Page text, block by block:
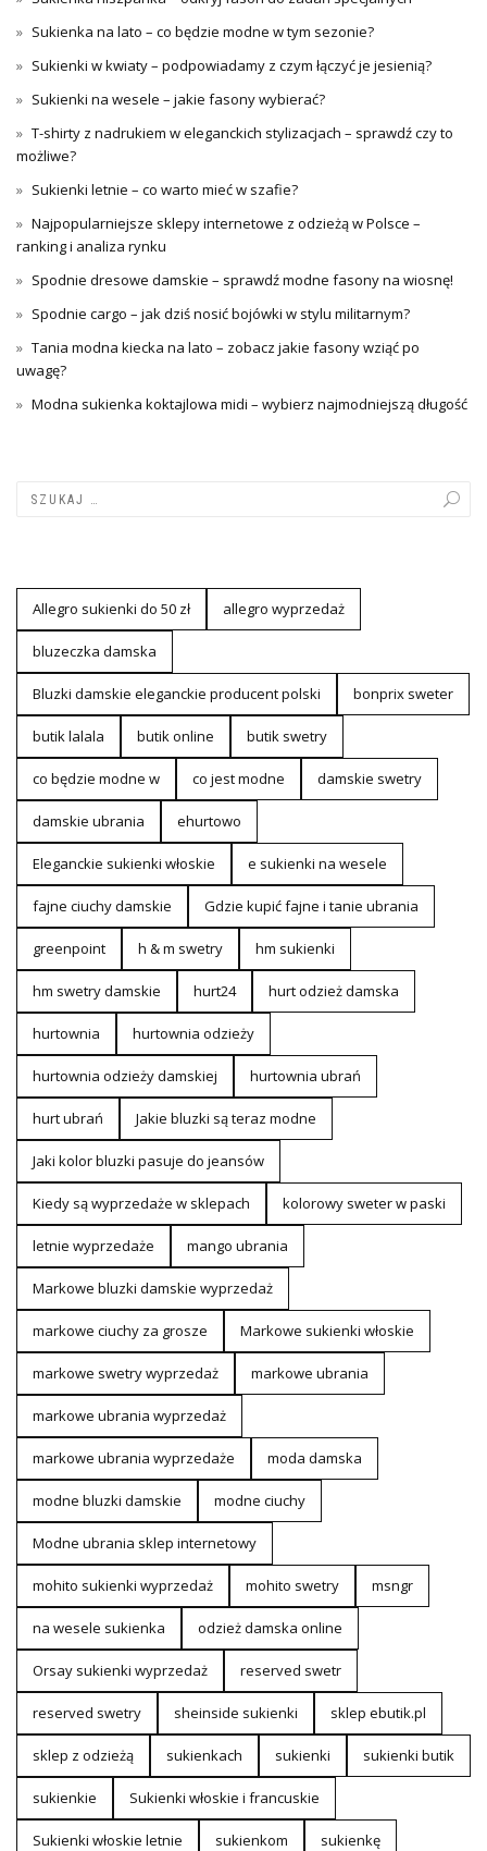
Sukienka na lato – co będzie modne w tym sezonie?
Sukienki w kwiaty – podpowiadamy z czym łączyć je jesienią?
Sukienki na wesele – jakie fasony wybierać?
T-shirty z nadrukiem w eleganckich stylizacjach – sprawdź czy to
możliwe?
Sukienki letnie – co warto mieć w szafie?
Najpopularniejsze sklepy internetowe z odzieżą w Polsce –
ranking i analiza rynku
Spodnie dresowe damskie – sprawdź modne fasony na wiosnę!
Spodnie cargo – jak dziś nosić bojówki w stylu militarnym?
Tania modna kiecka na lato – zobacz jakie fasony wziąć po
uwagę?
Modna sukienka koktajlowa midi – wybierz najmodniejszą długość
Allegro sukienki do 50 zł allegro wyprzedaż
bluzeczka damska
Bluzki damskie eleganckie producent polski bonprix sweter
butik lalala butik online butik swetry
co będzie modne w co jest modne damskie swetry
damskie ubrania ehurtowo
Eleganckie sukienki włoskie e sukienki na wesele
fajne ciuchy damskie Gdzie kupić fajne i tanie ubrania
greenpoint h & m swetry hm sukienki
hm swetry damskie hurt24 hurt odzież damska
hurtownia hurtownia odzieży
hurtownia odzieży damskiej hurtownia ubrań
hurt ubrań Jakie bluzki są teraz modne
Jaki kolor bluzki pasuje do jeansów
Kiedy są wyprzedaże w sklepach kolorowy sweter w paski
letnie wyprzedaże mango ubrania
Markowe bluzki damskie wyprzedaż
markowe ciuchy za grosze Markowe sukienki włoskie
markowe swetry wyprzedaż markowe ubrania
markowe ubrania wyprzedaż
markowe ubrania wyprzedaże moda damska
modne bluzki damskie modne ciuchy
Modne ubrania sklep internetowy
mohito sukienki wyprzedaż mohito swetry msngr
na wesele sukienka odzież damska online
Orsay sukienki wyprzedaż reserved swetr
reserved swetry sheinside sukienki sklep ebutik.pl
sklep z odzieżą sukienkach sukienki sukienki butik
sukienkie Sukienki włoskie i francuskie
Sukienki włoskie letnie sukienkom sukienkę